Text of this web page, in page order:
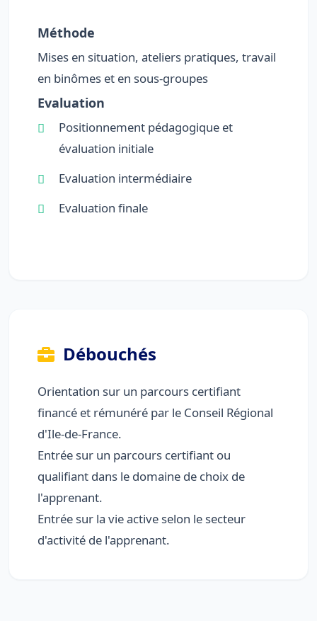
Méthode
Mises en situation, ateliers pratiques, travail
en binômes et en sous-groupes
Evaluation
Positionnement pédagogique et
évaluation initiale
Evaluation intermédiaire
Evaluation finale
Débouchés
Orientation sur un parcours certifiant
financé et rémunéré par le Conseil Régional
d'Ile-de-France.
Entrée sur un parcours certifiant ou
qualifiant dans le domaine de choix de
l'apprenant.
Entrée sur la vie active selon le secteur
d'activité de l'apprenant.